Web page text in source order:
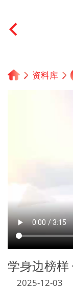
首页
身边好人
文明评论
北京宣传文化
资料库
学身边榜
2025-12-03